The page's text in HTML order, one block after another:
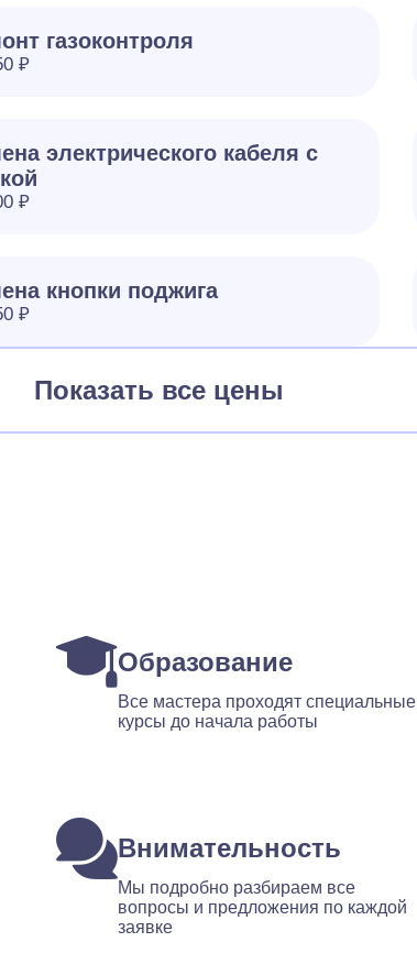
газоконтроля
₽
электрического кабеля с
₽
кнопки поджига
₽
Показать все цены
Образование
Все мастера проходят специальные
курсы до начала работы
Внимательность
Мы подробно разбираем все
вопросы и предложения по каждой
заявке